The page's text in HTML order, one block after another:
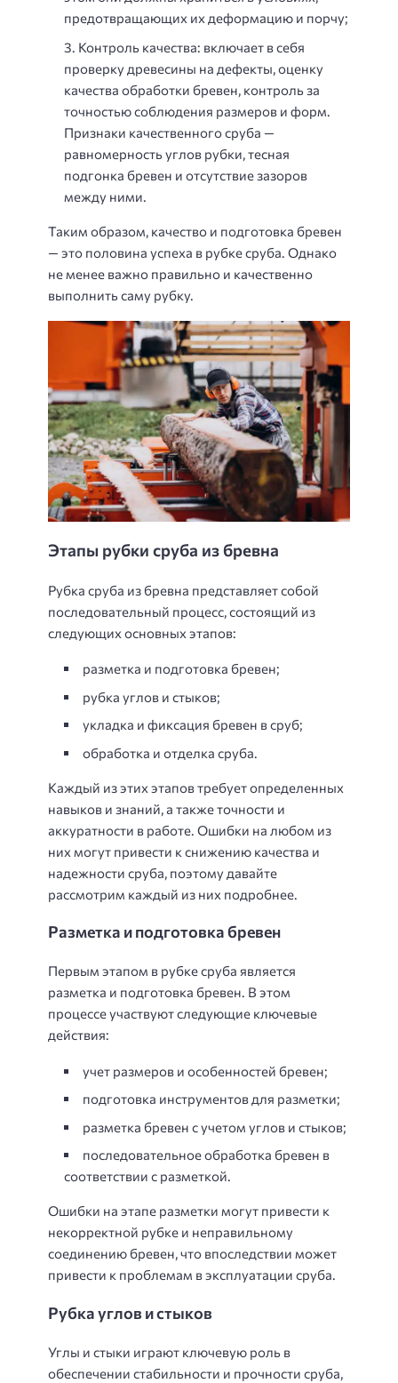
предотвращающих их деформацию и порчу;
Контроль качества: включает в себя
проверку древесины на дефекты, оценку
качества обработки бревен, контроль за
точностью соблюдения размеров и форм.
Признаки качественного сруба —
равномерность углов рубки, тесная
подгонка бревен и отсутствие зазоров
между ними.
Таким образом, качество и подготовка бревен
— это половина успеха в рубке сруба. Однако
не менее важно правильно и качественно
выполнить саму рубку.
Этапы рубки сруба из бревна
Рубка сруба из бревна представляет собой
последовательный процесс, состоящий из
следующих основных этапов:
разметка и подготовка бревен;
рубка углов и стыков;
укладка и фиксация бревен в сруб;
обработка и отделка сруба.
Каждый из этих этапов требует определенных
навыков и знаний, а также точности и
аккуратности в работе. Ошибки на любом из
них могут привести к снижению качества и
надежности сруба, поэтому давайте
рассмотрим каждый из них подробнее.
Разметка и подготовка бревен
Первым этапом в рубке сруба является
разметка и подготовка бревен. В этом
процессе участвуют следующие ключевые
действия:
учет размеров и особенностей бревен;
подготовка инструментов для разметки;
разметка бревен с учетом углов и стыков;
последовательное обработка бревен в
соответствии с разметкой.
Ошибки на этапе разметки могут привести к
некорректной рубке и неправильному
соединению бревен, что впоследствии может
привести к проблемам в эксплуатации сруба.
Рубка углов и стыков
Углы и стыки играют ключевую роль в
обеспечении стабильности и прочности сруба,